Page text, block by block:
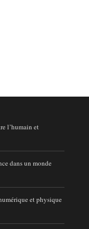
l’humain et
dans un monde
et physique